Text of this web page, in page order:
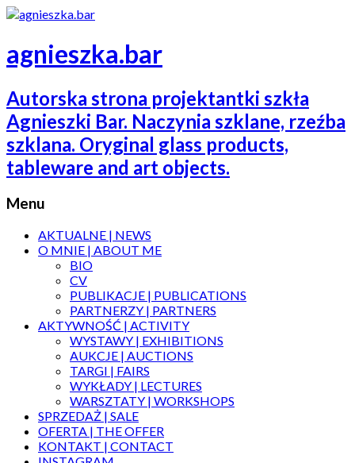
agnieszka.bar
Autorska strona projektantki szkła
Agnieszki Bar. Naczynia szklane, rzeźba
szklana. Oryginal glass products,
tableware and art objects.
Menu
AKTUALNE | NEWS
O MNIE | ABOUT ME
BIO
CV
PUBLIKACJE | PUBLICATIONS
PARTNERZY | PARTNERS
AKTYWNOŚĆ | ACTIVITY
WYSTAWY | EXHIBITIONS
AUKCJE | AUCTIONS
TARGI | FAIRS
WYKŁADY | LECTURES
WARSZTATY | WORKSHOPS
SPRZEDAŻ | SALE
OFERTA | THE OFFER
KONTAKT | CONTACT